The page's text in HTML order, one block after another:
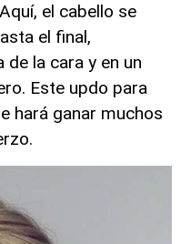
el cabello se
el final,
la cara y en un
Este updo para
hará ganar muchos